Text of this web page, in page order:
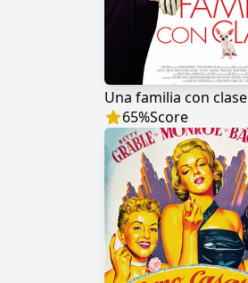
Una familia con clase
65%Score